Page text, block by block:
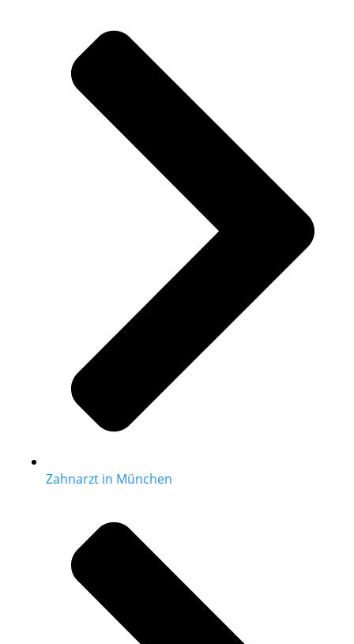
Zahnarzt in München